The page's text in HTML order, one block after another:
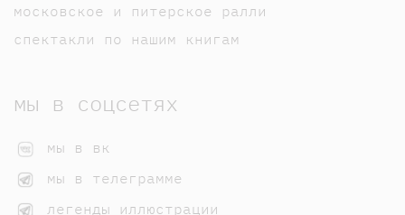
московское и питерское ралли
спектакли по нашим книгам
мы в соцсетях
мы в вк
мы в телеграмме
легенды иллюстрации